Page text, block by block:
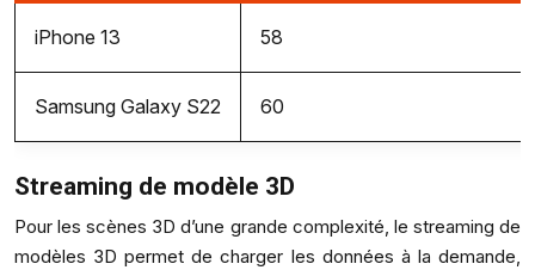
iPhone 13 58
Samsung Galaxy S22 60
Streaming de modèle 3D
Pour les scènes 3D d’une grande complexité, le streaming de
modèles 3D permet de charger les données à la demande,